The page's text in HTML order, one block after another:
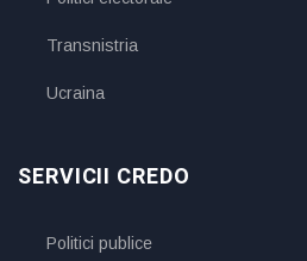
Transnistria
Ucraina
SERVICII CREDO
Politici publice